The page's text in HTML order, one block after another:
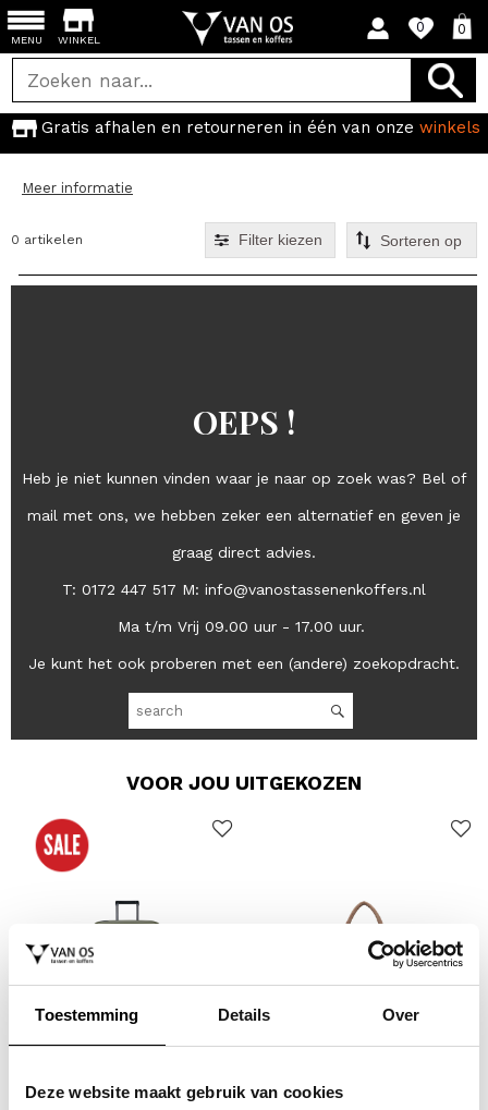
Toestemming Details Over
Deze website maakt gebruik van cookies
WINKEL
0 0
Gratis afhalen en retourneren in één van onze winkels
MENU
Meer informatie
0 artikelen Filter kiezen
OEPS !
Heb je niet kunnen vinden waar je naar op zoek was? Bel of
mail met ons, we hebben zeker een alternatief en geven je
graag direct advies.
T: 0172 447 517 M: info@vanostassenenkoffers.nl
Ma t/m Vrij 09.00 uur - 17.00 uur.
Je kunt het ook proberen met een (andere) zoekopdracht.
VOOR JOU UITGEKOZEN
koffer / trolley /
grote schoudertas /